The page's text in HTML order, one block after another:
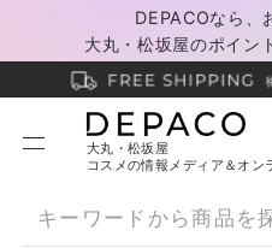
DEPACOなら、
大丸・松坂屋のポイン
大丸・松坂屋
コスメの情報メディア＆オン